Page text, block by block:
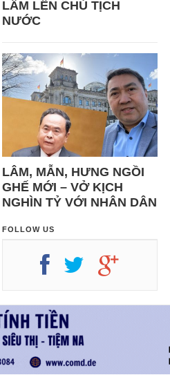
LÂM LÊN CHỦ TỊCH
NƯỚC
LÂM, MẪN, HƯNG NGỒI
GHẾ MỚI – VỞ KỊCH
NGHÌN TỶ VỚI NHÂN DÂN
FOLLOW US